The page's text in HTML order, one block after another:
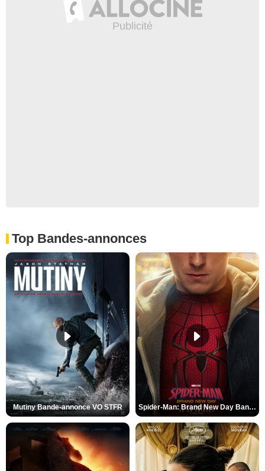
Top Bandes-annonces
Mutiny Bande-annonce VO STFR Spider-Man: Brand New Day Bande-annonce VO STFR